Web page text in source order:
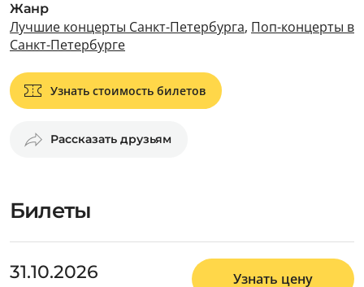
Жанр
Лучшие концерты Санкт-Петербурга, Поп-концерты в
Санкт-Петербурге
Узнать стоимость билетов
Рассказать друзьям
Билеты
31.10.2026
Узнать цену